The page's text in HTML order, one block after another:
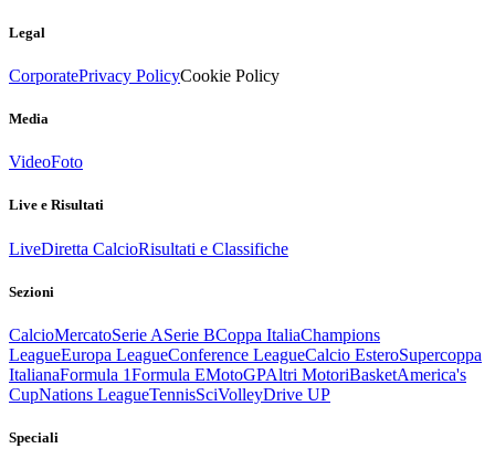
Legal
CorporatePrivacy PolicyCookie Policy
Media
VideoFoto
Live e Risultati
LiveDiretta CalcioRisultati e Classifiche
Sezioni
CalcioMercatoSerie ASerie BCoppa ItaliaChampions
LeagueEuropa LeagueConference LeagueCalcio EsteroSupercoppa
ItalianaFormula 1Formula EMotoGPAltri MotoriBasketAmerica's
CupNations LeagueTennisSciVolleyDrive UP
Speciali